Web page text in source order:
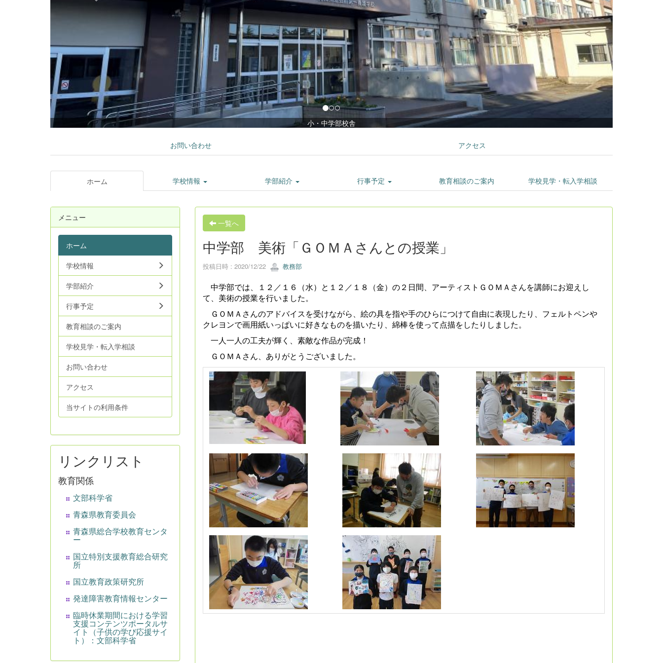
小・中学部校舎
お問い合わせ アクセス
ホーム 学校情報 学部紹介 行事予定 教育相談のご案内 学校見学・転入学相談
一覧へ
中学部 美術「ＧＯＭＡさんとの授業」
投稿日時 : 2020/12/22 教務部
中学部では、１２／１６（水）と１２／１８（金）の２日間、アーティストＧＯＭＡさんを講師にお迎えし
て、美術の授業を行いました。
ＧＯＭＡさんのアドバイスを受けながら、絵の具を指や手のひらにつけて自由に表現したり、フェルトペンや
クレヨンで画用紙いっぱいに好きなものを描いたり、綿棒を使って点描をしたりしました。
一人一人の工夫が輝く、素敵な作品が完成！
ＧＯＭＡさん、ありがとうございました。
メニュー
ホーム
学校情報
学部紹介
行事予定
教育相談のご案内
学校見学・転入学相談
お問い合わせ
アクセス
当サイトの利用条件
リンクリスト
教育関係
文部科学省
青森県教育委員会
青森県総合学校教育センタ
ー
国立特別支援教育総合研究
所
国立教育政策研究所
発達障害教育情報センター
臨時休業期間における学習
支援コンテンツポータルサ
イト（子供の学び応援サイ
ト）：文部科学省